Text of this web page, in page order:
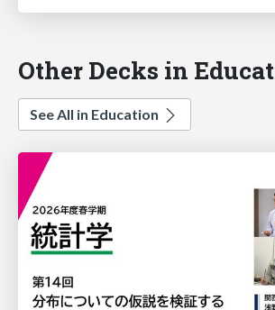
Other Decks in
See All in Education